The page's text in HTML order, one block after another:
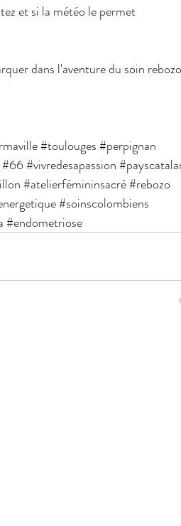
et si la météo le permet
dans l'aventure du soin
#toulouges#perpignan
#66#vivredesapassion
#atelierfémininsacré#rebozo
#soinscolombiens
#endometriose